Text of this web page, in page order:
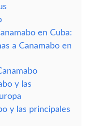
en Cuba:
a Canamabo en
y las
y las principales